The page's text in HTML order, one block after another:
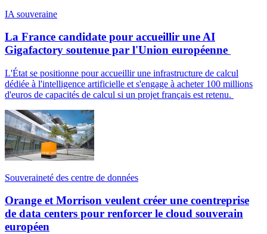
IA souveraine
La France candidate pour accueillir une AI
Gigafactory soutenue par l'Union européenne
L'État se positionne pour accueillir une infrastructure de calcul
dédiée à l'intelligence artificielle et s'engage à acheter 100 millions
d'euros de capacités de calcul si un projet français est retenu.
Souveraineté des centre de données
Orange et Morrison veulent créer une coentreprise
de data centers pour renforcer le cloud souverain
européen